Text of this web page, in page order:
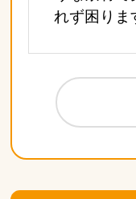
れず困りま